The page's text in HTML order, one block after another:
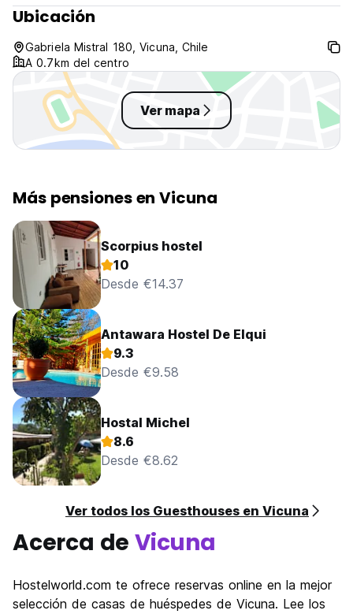
Por ley, el smoking no está (Auto-translated from original
language)
Ubicación
Gabriela Mistral 180, Vicuna, Chile
A 0.7km del centro
Ver mapa
Más pensiones en Vicuna
Scorpius hostel
10
Desde €14.37
Antawara Hostel De Elqui
9.3
Desde €9.58
Hostal Michel
8.6
Desde €8.62
Ver todos los Guesthouses en Vicuna
Acerca deVicuna
Hostelworld.com te ofrece reservas online en la mejor
selección de casas de huéspedes de Vicuna. Lee los